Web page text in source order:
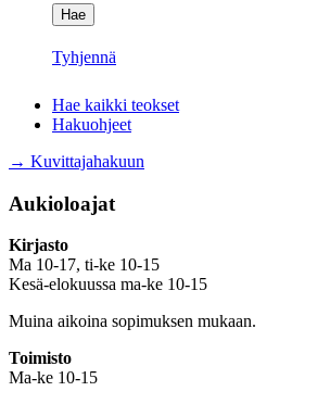
Tyhjennä
Hae kaikki teokset
Hakuohjeet
→ Kuvittajahakuun
Aukioloajat
Kirjasto
Ma 10-17, ti-ke 10-15
Kesä-elokuussa ma-ke 10-15
Muina aikoina sopimuksen mukaan.
Toimisto
Ma-ke 10-15